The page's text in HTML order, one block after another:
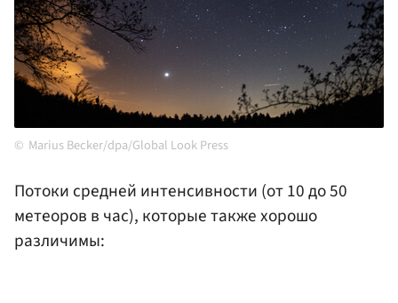
Marius Becker/dpa/Global Look Press
Потоки средней интенсивности (от 10 до 50
метеоров в час), которые также хорошо
различимы: